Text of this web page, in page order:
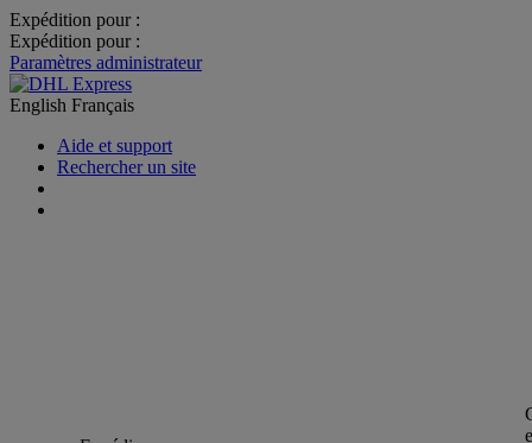
Expédition pour :
Expédition pour :
Paramètres administrateur
English Français
Aide et support
Rechercher un site